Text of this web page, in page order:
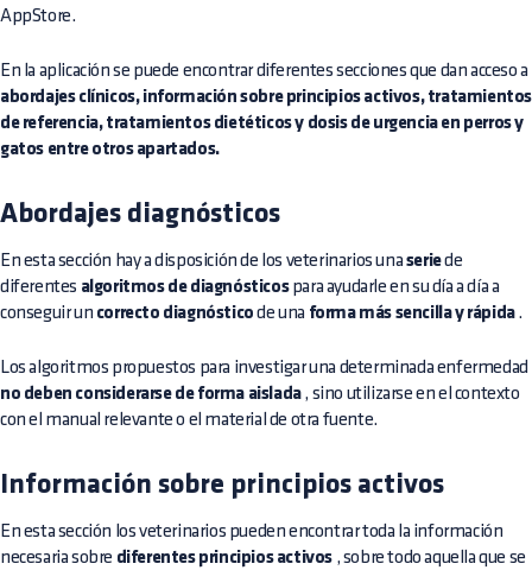
AppStore.
En la aplicación se puede encontrar diferentes secciones que dan acceso a
abordajes clínicos, información sobre principios activos, tratamientos
de referencia, tratamientos dietéticos y dosis de urgencia en perros y
gatos entre otros apartados.
Abordajes diagnósticos
En esta sección hay a disposición de los veterinarios una seriede
diferentes algoritmos de diagnósticospara ayudarle en su día a día a
conseguir un correcto diagnóstico de una forma más sencilla y rápida.
Los algoritmos propuestos para investigar una determinada enfermedad
no deben considerarse de forma aislada, sino utilizarse en el contexto
con el manual relevante o el material de otra fuente.
Información sobre principios activos
En esta sección los veterinarios pueden encontrar toda la información
necesaria sobre diferentes principios activos , sobre todo aquella que se